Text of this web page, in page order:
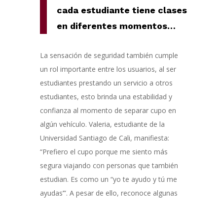
cada estudiante tiene clases
en diferentes momentos…
La sensación de seguridad también cumple
un rol importante entre los usuarios, al ser
estudiantes prestando un servicio a otros
estudiantes, esto brinda una estabilidad y
confianza al momento de separar cupo en
algún vehículo. Valeria, estudiante de la
Universidad Santiago de Cali, manifiesta:
“Prefiero el cupo porque me siento más
segura viajando con personas que también
estudian. Es como un “yo te ayudo y tú me
ayudas’”. A pesar de ello, reconoce algunas